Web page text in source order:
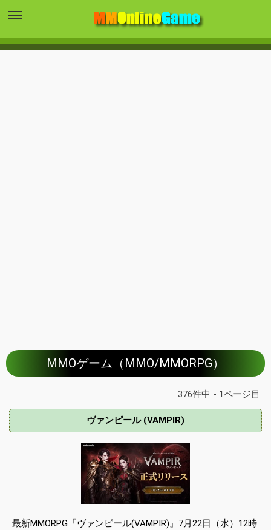
MMOゲーム（MMO/MMORPG）
376件中 - 1ページ目
ヴァンピール (VAMPIR)
最新MMORPG『ヴァンピール(VAMPIR)』7月22日（水）12時